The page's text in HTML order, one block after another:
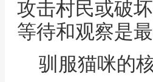
攻击村民或破
等待和观察是最
驯服猫咪的